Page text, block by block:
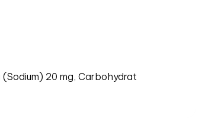
20 mg, Carbohydrat